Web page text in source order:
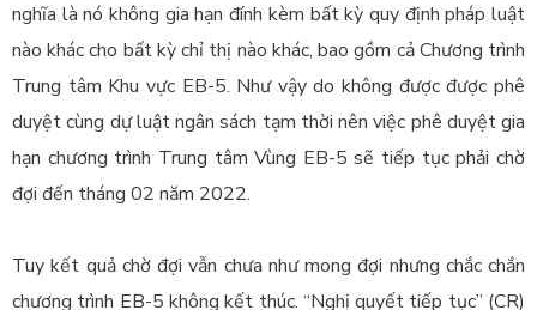
nghĩa là nó không gia hạn đính kèm bất kỳ quy định pháp luật
nào khác cho bất kỳ chỉ thị nào khác, bao gồm cả Chương trình
Trung tâm Khu vực EB-5. Như vậy do không được được phê
duyệt cùng dự luật ngân sách tạm thời nên việc phê duyệt gia
hạn chương trình Trung tâm Vùng EB-5 sẽ tiếp tục phải chờ
đợi đến tháng 02 năm 2022.
Tuy kết quả chờ đợi vẫn chưa như mong đợi nhưng chắc chắn
chương trình EB-5 không kết thúc. “Nghị quyết tiếp tục” (CR)